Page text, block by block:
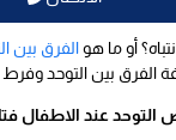
أو ما هوالفرق بين
بين التوحد وفرط
عند الاطفال